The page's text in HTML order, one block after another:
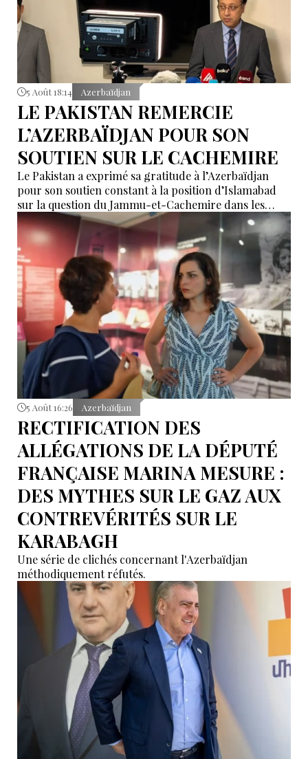
5 Août 18:14 Azerbaïdjan
LE PAKISTAN REMERCIE
L’AZERBAÏDJAN POUR SON
SOUTIEN SUR LE CACHEMIRE
Le Pakistan a exprimé sa gratitude à l’Azerbaïdjan
pour son soutien constant à la position d’Islamabad
sur la question du Jammu-et-Cachemire dans les
instances internationales.
5 Août 16:26 Azerbaïdjan
RECTIFICATION DES
ALLÉGATIONS DE LA DÉPUTÉ
FRANÇAISE MARINA MESURE :
DES MYTHES SUR LE GAZ AUX
CONTREVÉRITÉS SUR LE
KARABAGH
Une série de clichés concernant l'Azerbaïdjan
méthodiquement réfutés.